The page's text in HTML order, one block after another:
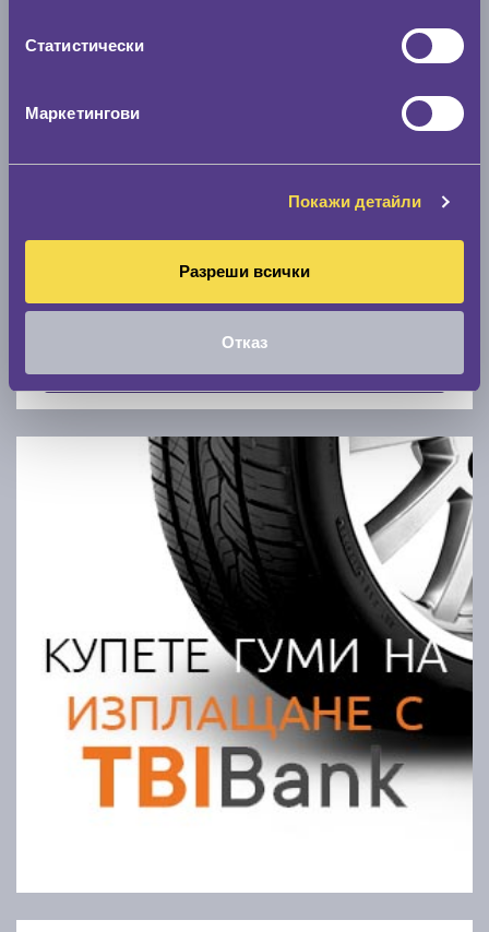
Статистически
Маркетингови
Покажи детайли
Разреши всички
Отказ
Покажи гуми